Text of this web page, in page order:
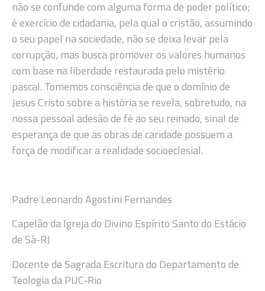
não se confunde com alguma forma de poder político;
é exercício de cidadania, pela qual o cristão, assumindo
o seu papel na sociedade, não se deixa levar pela
corrupção, mas busca promover os valores humanos
com base na liberdade restaurada pelo mistério
pascal. Tomemos consciência de que o domínio de
Jesus Cristo sobre a história se revela, sobretudo, na
nossa pessoal adesão de fé ao seu reinado, sinal de
esperança de que as obras de caridade possuem a
força de modificar a realidade socioeclesial.
Padre Leonardo Agostini Fernandes
Capelão da Igreja do Divino Espírito Santo do Estácio
de Sá-RJ
Docente de Sagrada Escritura do Departamento de
Teologia da PUC-Rio